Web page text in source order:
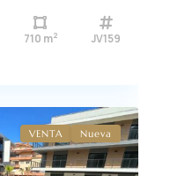
710 m2 JV159
VENTA Nueva